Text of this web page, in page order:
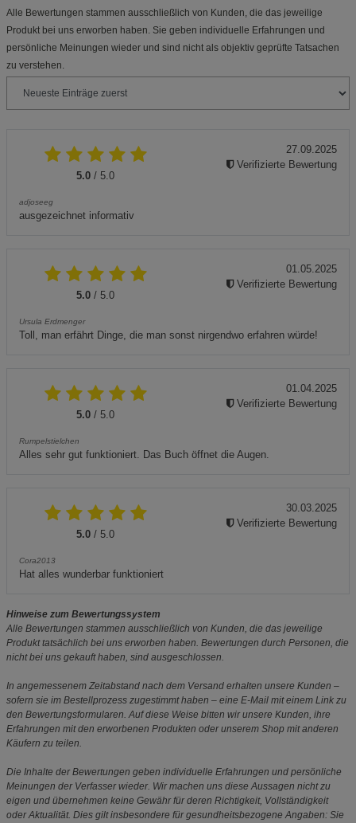
Alle Bewertungen stammen ausschließlich von Kunden, die das jeweilige
Produkt bei uns erworben haben. Sie geben individuelle Erfahrungen und
persönliche Meinungen wieder und sind nicht als objektiv geprüfte Tatsachen
zu verstehen.
5.0 / 5.0
adjoseeg
ausgezeichnet informativ
27.09.2025
Verifizierte Bewertung
5.0 / 5.0
Ursula Erdmenger
Toll, man erfährt Dinge, die man sonst nirgendwo erfahren würde!
01.05.2025
Verifizierte Bewertung
5.0 / 5.0
Rumpelstielchen
Alles sehr gut funktioniert. Das Buch öffnet die Augen.
01.04.2025
Verifizierte Bewertung
5.0 / 5.0
Cora2013
Hat alles wunderbar funktioniert
30.03.2025
Verifizierte Bewertung
Hinweise zum Bewertungssystem
Alle Bewertungen stammen ausschließlich von Kunden, die das jeweilige
Produkt tatsächlich bei uns erworben haben. Bewertungen durch Personen, die
nicht bei uns gekauft haben, sind ausgeschlossen.
In angemessenem Zeitabstand nach dem Versand erhalten unsere Kunden –
sofern sie im Bestellprozess zugestimmt haben – eine E-Mail mit einem Link zu
den Bewertungsformularen. Auf diese Weise bitten wir unsere Kunden, ihre
Erfahrungen mit den erworbenen Produkten oder unserem Shop mit anderen
Käufern zu teilen.
Die Inhalte der Bewertungen geben individuelle Erfahrungen und persönliche
Meinungen der Verfasser wieder. Wir machen uns diese Aussagen nicht zu
eigen und übernehmen keine Gewähr für deren Richtigkeit, Vollständigkeit
oder Aktualität. Dies gilt insbesondere für gesundheitsbezogene Angaben: Sie